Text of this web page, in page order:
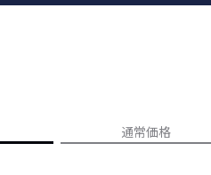
人気記事ランキング
通常価格